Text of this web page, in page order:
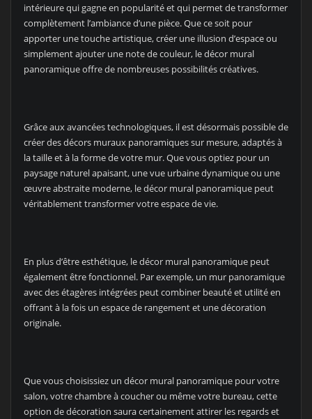
intérieure qui gagne en popularité et qui permet de transformer
complètement l’ambiance d’une pièce. Que ce soit pour
apporter une touche artistique, créer une illusion d’espace ou
simplement ajouter une note de couleur, le décor mural
panoramique offre de nombreuses possibilités créatives.
Grâce aux avancées technologiques, il est désormais possible de
créer des décors muraux panoramiques sur mesure, adaptés à
la taille et à la forme de votre mur. Que vous optiez pour un
paysage naturel apaisant, une vue urbaine dynamique ou une
œuvre abstraite moderne, le décor mural panoramique peut
véritablement transformer votre espace de vie.
En plus d’être esthétique, le décor mural panoramique peut
également être fonctionnel. Par exemple, un mur panoramique
avec des étagères intégrées peut combiner beauté et utilité en
offrant à la fois un espace de rangement et une décoration
originale.
Que vous choisissiez un décor mural panoramique pour votre
salon, votre chambre à coucher ou même votre bureau, cette
option de décoration saura certainement attirer les regards et